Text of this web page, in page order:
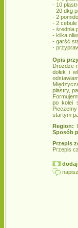
- 10
- 20 dkg
- 2
- 2 cebule
- średnia
- kilka
- garść
-
Opis
Drożdże
dołek i
plastry,
po kolei
startym
Region:
Sposób
Przepis
Przepis